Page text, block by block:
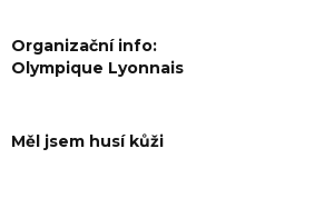
Organizační info:
Olympique Lyonnais
Měl jsem husí kůži